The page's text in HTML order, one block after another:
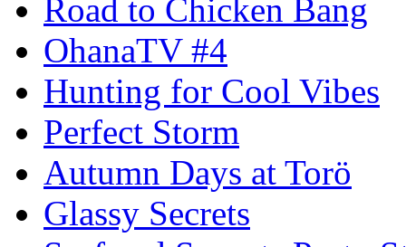
Road to Chicken Bang
OhanaTV #4
Hunting for Cool Vibes
Perfect Storm
Autumn Days at Torö
Glassy Secrets